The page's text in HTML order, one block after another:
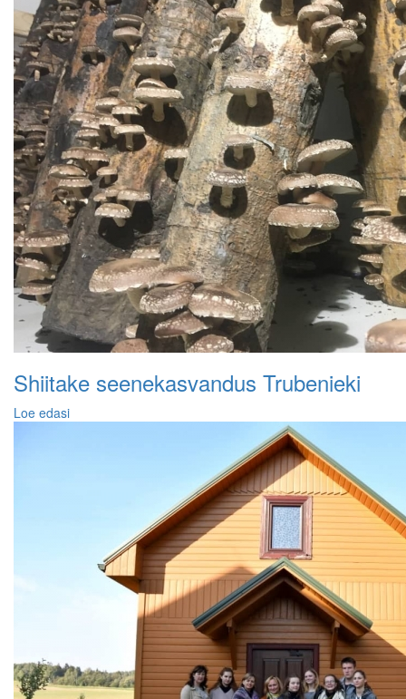
Shiitake seenekasvandus Trubenieki
Loe edasi